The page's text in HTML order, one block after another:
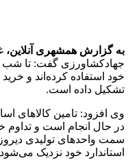
به گزارش همشهری آنلاین،
خود استفاده کرده‌اند و
تشکیل داده است.
وی افزود: تامین
در حال انجام است و تداوم
استاندارد خود نزدیک